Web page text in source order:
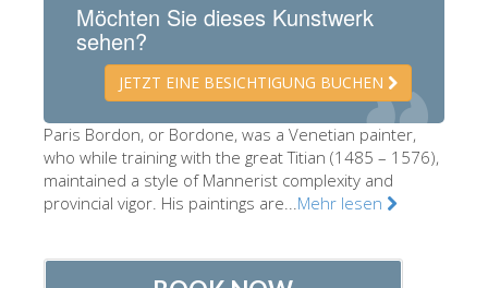
Bargello Museum
Palatina Galerie
Medici Kapelle
Möchten Sie dieses Kunstwerk
sehen?
JETZT EINE BESICHTIGUNG BUCHEN
Paris Bordon, or Bordone, was a Venetian painter,
who while training with the great Titian (1485 – 1576),
maintained a style of Mannerist complexity and
provincial vigor. His paintings are...Mehr lesen